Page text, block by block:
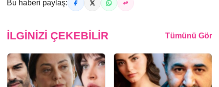
Bu haberi paylaş:
İLGINIZI ÇEKEBILIR Tümünü Gör